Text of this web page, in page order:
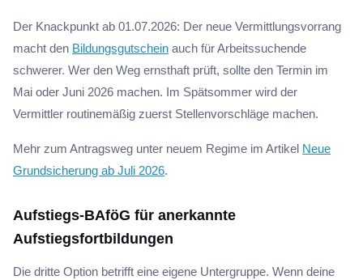
Der Knackpunkt ab 01.07.2026: Der neue Vermittlungsvorrang
macht den Bildungsgutschein auch für Arbeitssuchende
schwerer. Wer den Weg ernsthaft prüft, sollte den Termin im
Mai oder Juni 2026 machen. Im Spätsommer wird der
Vermittler routinemäßig zuerst Stellenvorschläge machen.
Mehr zum Antragsweg unter neuem Regime im Artikel Neue
Grundsicherung ab Juli 2026.
Aufstiegs-BAföG für anerkannte
Aufstiegsfortbildungen
Die dritte Option betrifft eine eigene Untergruppe. Wenn deine